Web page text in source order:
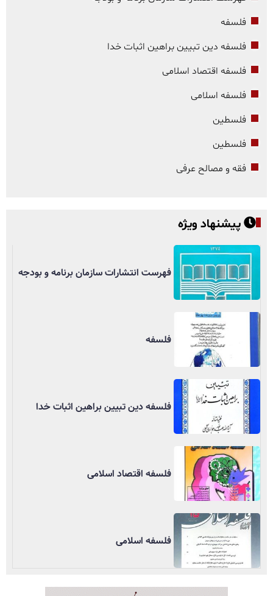
فلسفه
فلسفه دین تبیین براهین اثبات خدا
فلسفه اقتصاد اسلامی
فلسفه اسلامی
فلسطین
فلسطین
فقه و مصالح عرفی
پیشنهاد ویژه
فهرست انتشارات سازمان برنامه و بودجه
فلسفه
فلسفه دین تبیین براهین اثبات خدا
فلسفه اقتصاد اسلامی
فلسفه اسلامی